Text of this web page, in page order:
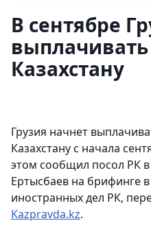
В сентябре
выплачивать
Казахстану
Грузия начнет
Казахстану с начала
этом сообщил посол РК
Ертысбаев на брифинге
иностранных дел РК,
Kazpravda.kz.